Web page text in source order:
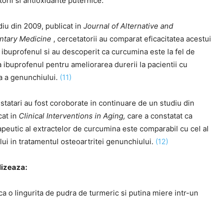
din 2009, publicat in Journal of Alternative and
Medicine , cercetatorii au comparat eficacitatea acestui
si au descoperit ca curcumina este la fel de
ibuprofenul pentru ameliorarea durerii la pacientii cu
a genunchiului. (11)
au fost coroborate in continuare de un studiu din
in Clinical Interventions in Aging, care a constatat ca
al extractelor de curcumina este comparabil cu cel al
in tratamentul osteoartritei genunchiului. (12)
o lingurita de pudra de turmeric si putina miere intr-un